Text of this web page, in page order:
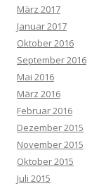
März 2017
Januar 2017
Oktober 2016
September 2016
Mai 2016
März 2016
Februar 2016
Dezember 2015
November 2015
Oktober 2015
Juli 2015